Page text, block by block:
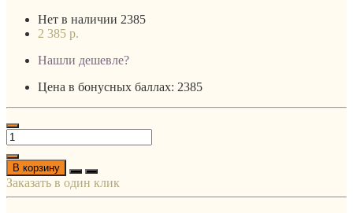
Нет в наличии 2385
2 385 р.
Нашли дешевле?
Цена в бонусных баллах: 2385
В корзину
Заказать в один клик